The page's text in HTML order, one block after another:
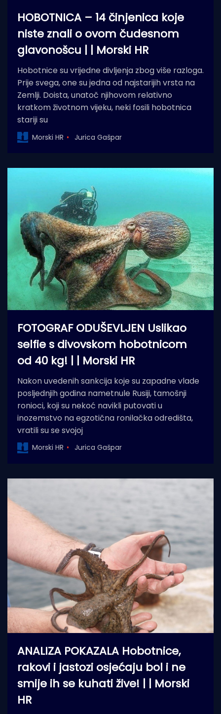
HOBOTNICA – 14 činjenica koje
niste znali o ovom čudesnom
glavonošcu | | Morski HR
Hobotnice su vrijedne divljenja zbog više razloga.
Prije svega, one su jedna od najstarijih vrsta na
Zemlji. Doista, unatoč njihovom relativno
kratkom životnom vijeku, neki fosili hobotnica
stariji su
Morski HR Jurica Gašpar
FOTOGRAF ODUŠEVLJEN Uslikao
selfie s divovskom hobotnicom
od 40 kg! | | Morski HR
Nakon uvedenih sankcija koje su zapadne vlade
posljednjih godina nametnule Rusiji, tamošnji
ronioci, koji su nekoć navikli putovati u
inozemstvo na egzotična ronilačka odredišta,
vratili su se svojoj
Morski HR Jurica Gašpar
ANALIZA POKAZALA Hobotnice,
rakovi i jastozi osjećaju bol i ne
smije ih se kuhati žive! | | Morski
HR